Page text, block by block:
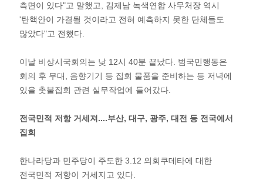
측면이 있다"고 말했고, 김제남 녹색연합 사무처장 역시
'탄핵안이 가결될 것이라고 전혀 예측하지 못한 단체들도
많았다"고 전했다.
이날 비상시국회의는 낮 12시 40분 끝났다. 범국민행동은
회의 후 무대, 음향기기 등 집회 물품을 준비하는 등 저녁에
있을 촛불집회 관련 실무작업에 들어갔다.
전국민적 저항 거세져....부산, 대구, 광주, 대전 등 전국에서
집회
한나라당과 민주당이 주도한 3.12 의회쿠데타에 대한
전국민적 저항이 거세지고 있다.